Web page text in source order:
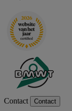
Contact Contact